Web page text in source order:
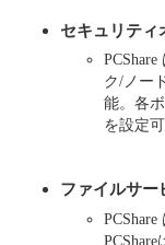
セキュリティ
ク/ノー
能。各
を設定
ファイルサー